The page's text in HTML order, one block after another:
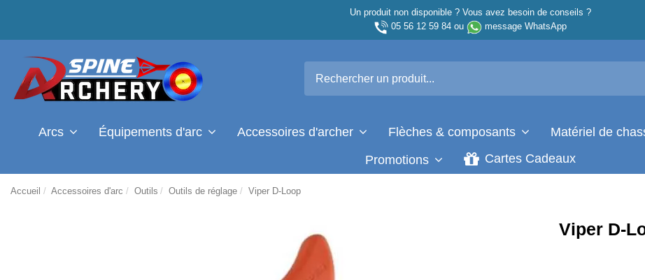
Un produit non disponible ? Vous avez besoin de conseils ?
05 56 12 59 84ou message WhatsApp
Arcs Équipements d'arc Accessoires d'archer Flèches & composants Matériel de
Promotions Cartes Cadeaux
Accueil Accessoires d'arc Outils Outils de réglage Viper D-Loop
Viper D-